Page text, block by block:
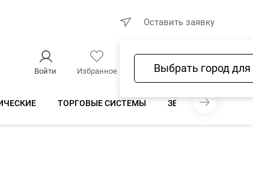
Выбрать город
Оставить заявку
Войти Избранное Сравнение Корзина
ТОРГОВЫЕ СИСТЕМЫ ЗЕРКАЛА ДЛЯ